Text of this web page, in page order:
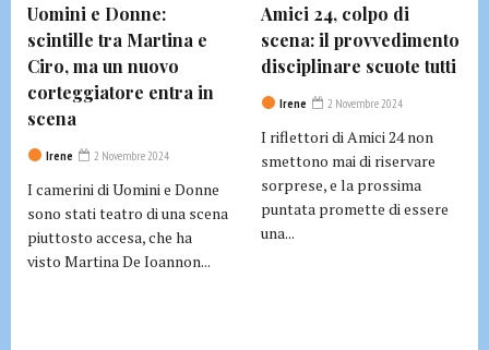
Uomini e Donne:
scintille tra Martina e
Ciro, ma un nuovo
corteggiatore entra in
scena
Irene 2 Novembre 2024
I camerini di Uomini e Donne
sono stati teatro di una scena
piuttosto accesa, che ha
visto Martina De Ioannon...
Amici 24, colpo di
scena: il provvedimento
disciplinare scuote tutti
Irene 2 Novembre 2024
I riflettori di Amici 24 non
smettono mai di riservare
sorprese, e la prossima
puntata promette di essere
una...